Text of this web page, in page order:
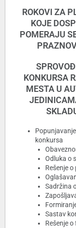
ROKOVI ZA
KOJE
POMERAJU
KONKURSA
MESTA U
konkursa
Odluka o
Rešenje
Sadržina
Sastav
Rešenje